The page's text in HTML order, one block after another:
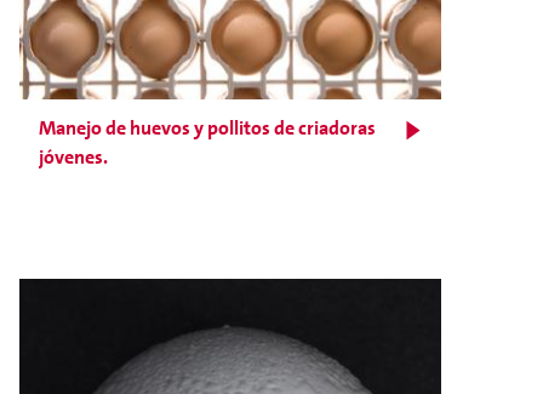
Manejo de huevos y pollitos de criadoras
jóvenes.